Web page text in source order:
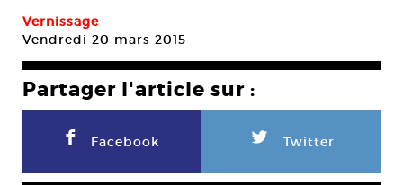
Vernissage
Vendredi 20 mars 2015
Partager l'article sur :
F Facebook L Twitter